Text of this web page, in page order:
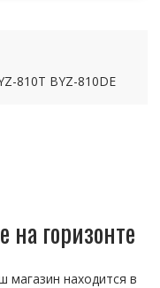
810T BYZ-810DE
горизонте
магазин находится в